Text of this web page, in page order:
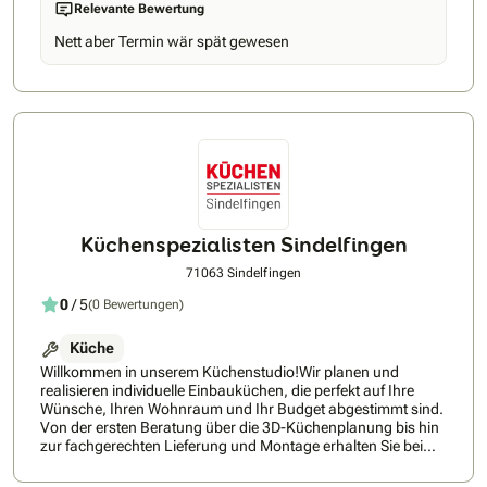
Küchenplanung wird genau auf die individuellen Kunden-
Bedürfnisse abgestimmt, so dass sie perfekt zum Leben
passt. Für die Beratung nutzen wir u.a. moderne VR-
Technologie.
Relevante Bewertung
Nett aber Termin wär spät gewesen
Küchenspezialisten Sindelfingen
71063 Sindelfingen
0/ 5(0 Bewertungen)
Küche
Willkommen in unserem Küchenstudio!Wir planen und
realisieren individuelle Einbauküchen, die perfekt auf Ihre
Wünsche, Ihren Wohnraum und Ihr Budget abgestimmt sind.
Von der ersten Beratung über die 3D-Küchenplanung bis hin
zur fachgerechten Lieferung und Montage erhalten Sie bei
Küchenherstellern und modernen Materialien, um langlebige,